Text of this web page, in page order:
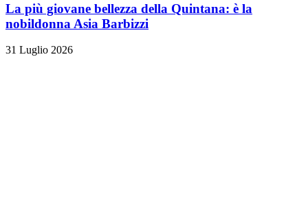
La più giovane bellezza della Quintana: è la
nobildonna Asia Barbizzi
31 Luglio 2026